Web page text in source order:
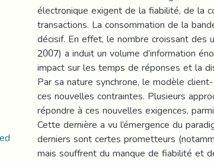
électronique exigent de la fiabilité, de la
transactions. La consommation de la
décisif. En effet, le nombre croissant des
2007) a induit un volume d’information
impact sur les temps de réponses et la
Par sa nature synchrone, le modèle
ces nouvelles contraintes. Plusieurs
répondre à ces nouvelles exigences,
Cette dernière a vu l’émergence du
derniers sont certes prometteurs
mais souffrent du manque de fiabilité et